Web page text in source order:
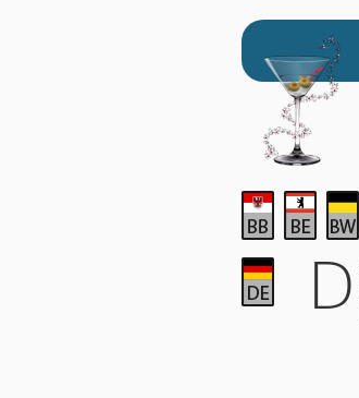
D